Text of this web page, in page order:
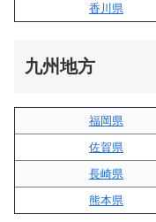
香川県
九州地方
福岡県
佐賀県
長崎県
熊本県